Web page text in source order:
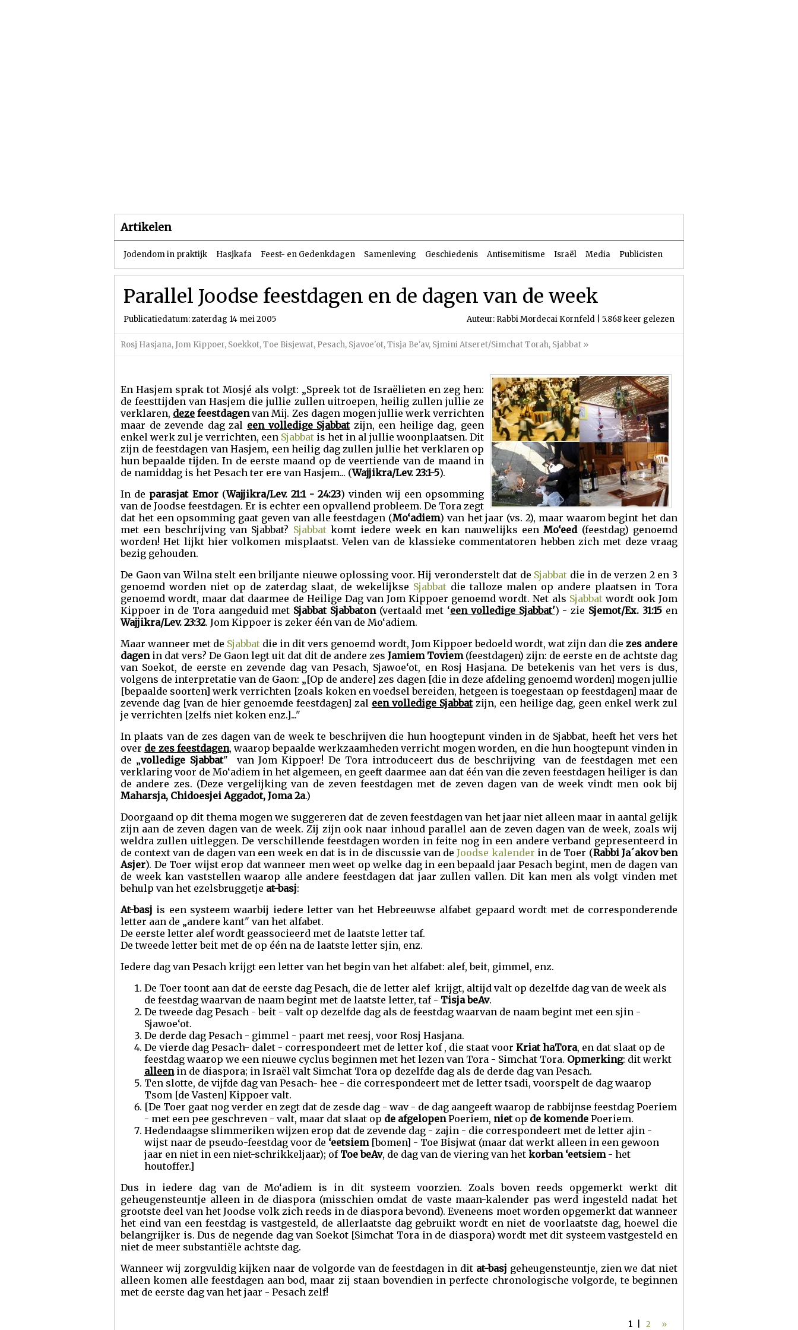
Artikelen
Jodendom in praktijk Hasjkafa Feest- en Gedenkdagen Samenleving Geschiedenis Antisemitisme Israël Media Publicisten
Parallel Joodse feestdagen en de dagen van de week
Publicatiedatum: zaterdag 14 mei 2005 Auteur: Rabbi Mordecai Kornfeld | 5.868 keer gelezen
Rosj Hasjana, Jom Kippoer, Soekkot,Toe Bisjewat, Pesach, Sjavoe'ot,Tisja Be'av, Sjmini Atseret/Simchat Torah, Sjabbat »
En Hasjem sprak tot Mosjé als volgt: „Spreek tot de Israëlieten en zeg hen:
de feesttijden van Hasjem die jullie zullen uitroepen, heilig zullen jullie ze
verklaren, deze feestdagenvan Mij. Zes dagen mogen jullie werk verrichten
maar de zevende dag zal een volledige Sjabbatzijn, een heilige dag, geen
enkel werk zul je verrichten, een Sjabbat is het in al jullie woonplaatsen. Dit
zijn de feestdagen van Hasjem, een heilig dag zullen jullie het verklaren op
hun bepaalde tijden. In de eerste maand op de veertiende van de maand in
de namiddag is het Pesach ter ere van Hasjem... (Wajjikra/Lev. 23:1-5).
In de parasjat Emor(Wajjikra/Lev. 21:1 - 24:23) vinden wij een opsomming
van de Joodse feestdagen. Er is echter een opvallend probleem. De Tora zegt
dat het een opsomming gaat geven van alle feestdagen (Mo‘adiem) van het jaar (vs. 2), maar waarom begint het dan
met een beschrijving van Sjabbat? Sjabbatkomt iedere week en kan nauwelijks eenMo‘eed(feestdag) genoemd
worden! Het lijkt hier volkomen misplaatst. Velen van de klassieke commentatoren hebben zich met deze vraag
bezig gehouden.
De Gaon van Wilna stelt een briljante nieuwe oplossing voor. Hij veronderstelt dat de Sjabbat die in de verzen 2 en 3
genoemd worden niet op de zaterdag slaat, de wekelijkse Sjabbat die talloze malen op andere plaatsen in Tora
genoemd wordt, maar dat daarmee de Heilige Dag van Jom Kippoer genoemd wordt. Net als Sjabbatwordt ook Jom
Kippoer in de Tora aangeduid met Sjabbat Sjabbaton(vertaald met ‘een volledige Sjabbat') - zie Sjemot/Ex. 31:15 en
Wajjikra/Lev. 23:32. Jom Kippoer is zeker één van de Mo‘adiem.
Maar wanneer met de Sjabbat die in dit vers genoemd wordt, Jom Kippoer bedoeld wordt, wat zijn dan die zes andere
dagenin dat vers? De Gaon legt uit dat dit de andere zes Jamiem Toviem(feestdagen) zijn: de eerste en de achtste dag
van Soekot, de eerste en zevende dag van Pesach, Sjawoe‘ot, en Rosj Hasjana. De betekenis van het vers is dus,
volgens de interpretatie van de Gaon: „[Op de andere] zes dagen [die in deze afdeling genoemd worden] mogen jullie
[bepaalde soorten] werk verrichten [zoals koken en voedsel bereiden, hetgeen is toegestaan op feestdagen] maar de
zevende dag [van de hier genoemde feestdagen] zal een volledige Sjabbatzijn, een heilige dag, geen enkel werk zul
je verrichten [zelfs niet koken enz.]..."
In plaats van de zes dagen van de week te beschrijven die hun hoogtepunt vinden in de Sjabbat, heeft het vers het
over de zes feestdagen, waarop bepaalde werkzaamheden verricht mogen worden, en die hun hoogtepunt vinden in
de „volledige Sjabbat" van Jom Kippoer! De Tora introduceert dus de beschrijving van de feestdagen met een
verklaring voor de Mo‘adiem in het algemeen, en geeft daarmee aan dat één van die zeven feestdagen heiliger is dan
de andere zes. (Deze vergelijking van de zeven feestdagen met de zeven dagen van de week vindt men ook bij
Maharsja, Chidoesjei Aggadot, Joma 2a.)
Doorgaand op dit thema mogen we suggereren dat de zeven feestdagen van het jaar niet alleen maar in aantal gelijk
zijn aan de zeven dagen van de week. Zij zijn ook naar inhoud parallel aan de zeven dagen van de week, zoals wij
weldra zullen uitleggen. De verschillende feestdagen worden in feite nog in een andere verband gepresenteerd in
de context van de dagen van een week en dat is in de discussie van deJoodse kalender in de Toer (Rabbi Ja´akov ben
Asjer). De Toer wijst erop dat wanneer men weet op welke dag in een bepaald jaar Pesach begint, men de dagen van
de week kan vaststellen waarop alle andere feestdagen dat jaar zullen vallen. Dit kan men als volgt vinden met
behulp van het ezelsbruggetje at-basj:
At-basj is een systeem waarbij iedere letter van het Hebreeuwse alfabet gepaard wordt met de corresponde­rende
letter aan de „andere kant" van het alfabet.
De eerste letter alef wordt geassocieerd met de laatste letter taf.
De tweede letter beit met de op één na de laatste letter sjin, enz.
Iedere dag van Pesach krijgt een letter van het begin van het alfabet: alef, beit, gimmel, enz.
De Toer toont aan dat de eerste dag Pesach, die de letter alef krijgt, altijd valt op dezelfde dag van de week als
de feestdag waarvan de naam begint met de laatste letter, taf - Tisja beAv.
De tweede dag Pesach - beit - valt op dezelfde dag als de feestdag waarvan de naam begint met een sjin -
Sjawoe‘ot.
De derde dag Pesach - gimmel - paart met reesj, voor Rosj Hasjana.
De vierde dag Pesach- dalet - correspondeert met de letter kof , die staat voor Kriat haTora, en dat slaat op de
feestdag waarop we een nieuwe cyclus beginnen met het lezen van Tora - Simchat Tora. Opmerking: dit werkt
alleenin de diaspora; in Israël valt Simchat Tora op dezelfde dag als de derde dag van Pesach.
Ten slotte, de vijfde dag van Pesach- hee - die correspondeert met de letter tsadi, voorspelt de dag waarop
Tsom [de Vasten] Kippoer valt.
[De Toer gaat nog verder en zegt dat de zesde dag - wav - de dag aangeeft waarop de rabbijnse feestdag Poeriem
- met een pee geschreven - valt, maar dat slaat op de afgelopenPoeriem, nietop de komende Poeriem.
Hedendaagse slimmeriken wijzen erop dat de zevende dag - zajin - die correspondeert met de letter ajin -
wijst naar de pseudo-feestdag voor de ‘eetsiem[bomen] - Toe Bisjwat (maar dat werkt alleen in een gewoon
jaar en niet in een niet-schrikkeljaar); of Toe beAv, de dag van de viering van het korban ‘eetsiem- het
houtoffer.]
Dus in iedere dag van de Mo‘adiem is in dit systeem voorzien. Zoals boven reeds opgemerkt werkt dit
geheugensteuntje alleen in de diaspora (misschien omdat de vaste maan-kalender pas werd ingesteld nadat het
grootste deel van het Joodse volk zich reeds in de diaspora bevond). Eveneens moet worden opgemerkt dat wanneer
het eind van een feestdag is vastgesteld, de allerlaatste dag gebruikt wordt en niet de voorlaatste dag, hoewel die
belangrijker is. Dus de negende dag van Soekot [Simchat Tora in de diaspora) wordt met dit systeem vastgesteld en
niet de meer substantiële achtste dag.
Wanneer wij zorgvuldig kijken naar de volgorde van de feestdagen in dit at-basj geheugensteuntje, zien we dat niet
alleen komen alle feestdagen aan bod, maar zij staan bovendien in perfecte chronologische volgorde, te beginnen
met de eerste dag van het jaar - Pesach zelf!
1| 2 »